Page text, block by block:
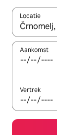
Locatie
Wanneer
Aankomst
Vertrek